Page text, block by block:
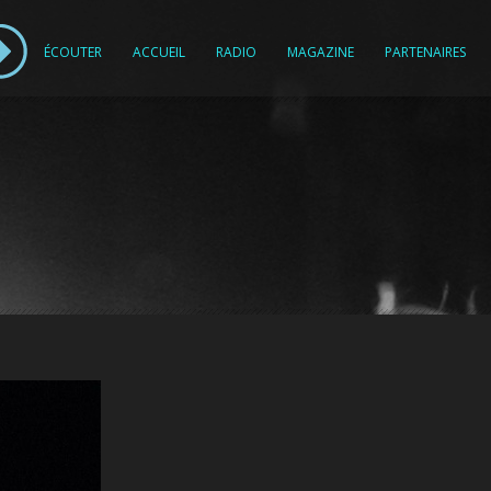
ÉCOUTER ACCUEIL RADIO MAGAZINE PARTENAIRES